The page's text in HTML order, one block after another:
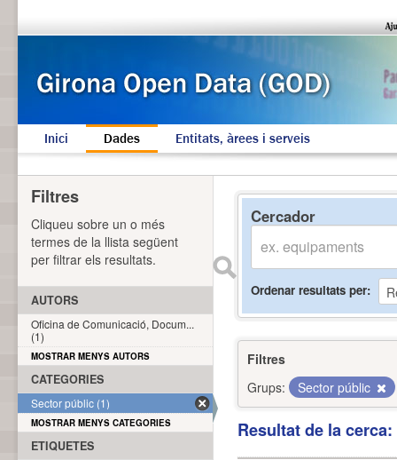
Inici Dades Entitats, àrees i serveis
Cercador
Ordenar resultats per
Filtres
Grups:
Sector públic
Resultat de la
Filtres
Cliqueu sobre un o més
termes de la llista següent
per filtrar els resultats.
AUTORS
Oficina de Comunicació, Docum...
(1)
MOSTRAR MENYS AUTORS
CATEGORIES
Sector públic (1)
MOSTRAR MENYS CATEGORIES
ETIQUETES